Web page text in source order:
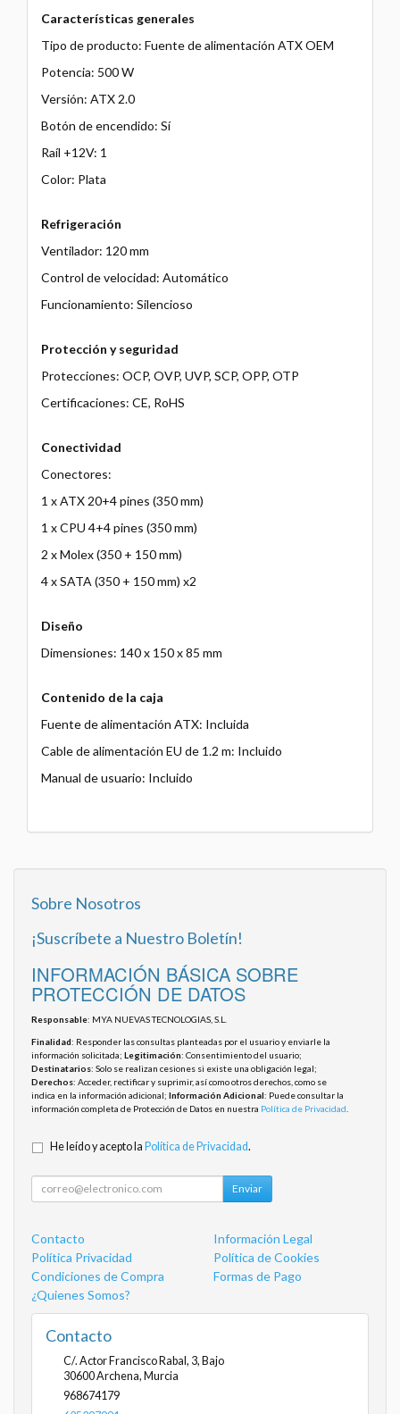
Características generales
Tipo de producto: Fuente de alimentación ATX OEM
Potencia: 500 W
Versión: ATX 2.0
Botón de encendido: Sí
Raíl +12V: 1
Color: Plata
Refrigeración
Ventilador: 120 mm
Control de velocidad: Automático
Funcionamiento: Silencioso
Protección y seguridad
Protecciones: OCP, OVP, UVP, SCP, OPP, OTP
Certificaciones: CE, RoHS
Conectividad
Conectores:
1 x ATX 20+4 pines (350 mm)
1 x CPU 4+4 pines (350 mm)
2 x Molex (350 + 150 mm)
4 x SATA (350 + 150 mm) x2
Diseño
Dimensiones: 140 x 150 x 85 mm
Contenido de la caja
Fuente de alimentación ATX: Incluida
Cable de alimentación EU de 1.2 m: Incluido
Manual de usuario: Incluido
Sobre Nosotros
¡Suscríbete a Nuestro Boletín!
INFORMACIÓN BÁSICA SOBRE
PROTECCIÓN DE DATOS
Responsable: MYA NUEVAS TECNOLOGIAS, S.L.
Finalidad: Responder las consultas planteadas por el usuario y enviarle la
información solicitada; Legitimación: Consentimiento del usuario;
Destinatarios: Solo se realizan cesiones si existe una obligación legal;
Derechos: Acceder, rectificar y suprimir, así como otros derechos, como se
indica en la información adicional; Información Adicional: Puede consultar la
información completa de Protección de Datos en nuestra Política de Privacidad
He leído y acepto la Política de Privacidad.
Enviar
Contacto
Información Legal
Política Privacidad
Política de Cookies
Condiciones de Compra
Formas de Pago
¿Quienes Somos?
Contacto
C/. Actor Francisco Rabal, 3, Bajo
30600Archena, Murcia
968674179